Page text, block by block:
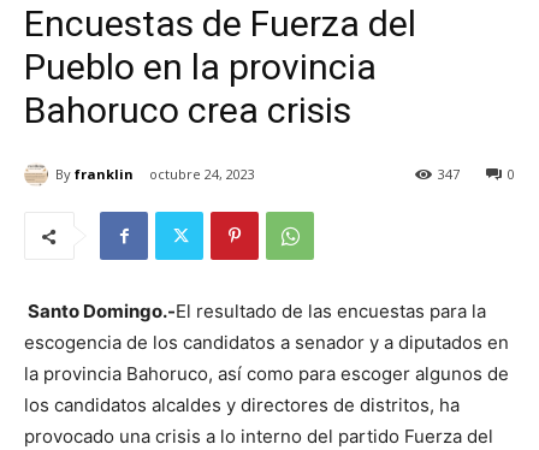
Encuestas de Fuerza del
Pueblo en la provincia
Bahoruco crea crisis
By franklin octubre 24, 2023 0
347
Santo Domingo.-El resultado de las encuestas para la
escogencia de los candidatos a senador y a diputados en
la provincia Bahoruco, así como para escoger algunos de
los candidatos alcaldes y directores de distritos, ha
provocado una crisis a lo interno del partido Fuerza del